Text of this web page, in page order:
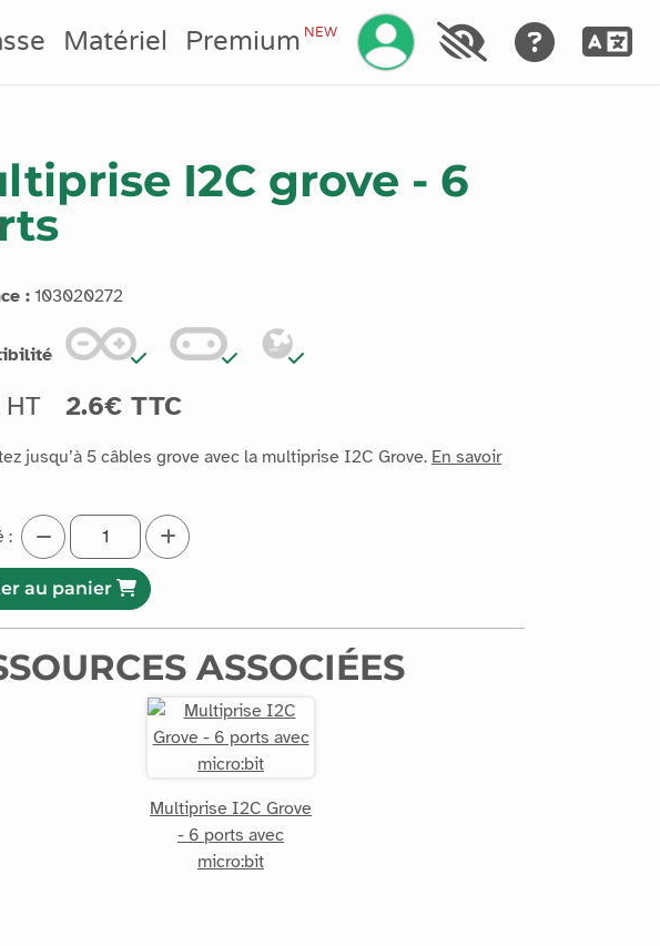
Matériel PremiumNEW Gérez votre compte
I2C grove - 6
: 103020272
HT 2.6€ TTC
jusqu’à 5 câbles grove avec la multiprise I2C Grove. En savoir
:
au panier
ASSOCIÉES
Multiprise I2C Grove
- 6 ports avec
micro:bit